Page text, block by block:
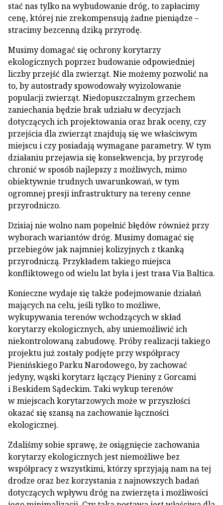
stać nas tylko na wybudowanie dróg, to zapłacimy
cenę, której nie zrekompensują żadne pieniądze –
stracimy bezcenną dziką przyrodę.
Musimy domagać się ochrony korytarzy
ekologicznych poprzez budowanie odpowiedniej
liczby przejść dla zwierząt. Nie możemy pozwolić na
to, by autostrady spowodowały wyizolowanie
populacji zwierząt. Niedopuszczalnym grzechem
zaniechania będzie brak udziału w decyzjach
dotyczących ich projektowania oraz brak oceny, czy
przejścia dla zwierząt znajdują się we właściwym
miejscu i czy posiadają wymagane parametry. W tym
działaniu przejawia się konsekwencja, by przyrodę
chronić w sposób najlepszy z możliwych, mimo
obiektywnie trudnych uwarunkowań, w tym
ogromnej presji infrastruktury na tereny cenne
przyrodniczo.
Dzisiaj nie wolno nam popełnić błędów również przy
wyborach wariantów dróg. Musimy domagać się
przebiegów jak najmniej kolizyjnych z tkanką
przyrodniczą. Przykładem takiego miejsca
konfliktowego od wielu lat była i jest trasa Via Baltica.
Konieczne wydaje się także podejmowanie działań
mających na celu, jeśli tylko to możliwe,
wykupywania terenów wchodzących w skład
korytarzy ekologicznych, aby uniemożliwić ich
niekontrolowaną zabudowę. Próby realizacji takiego
projektu już zostały podjęte przy współpracy
Pienińskiego Parku Narodowego, by zachować
jedyny, wąski korytarz łączący Pieniny z Gorcami
i Beskidem Sądeckim. Taki wykup terenów
w miejscach korytarzowych może w przyszłości
okazać się szansą na zachowanie łączności
ekologicznej.
Zdaliśmy sobie sprawę, że osiągnięcie zachowania
korytarzy ekologicznych jest niemożliwe bez
współpracy z wszystkimi, którzy sprzyjają nam na tej
drodze oraz bez korzystania z najnowszych badań
dotyczących wpływu dróg na zwierzęta i możliwości